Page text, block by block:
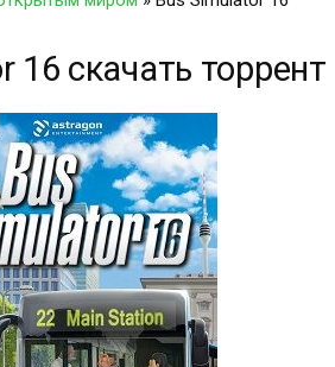
16 скачать торрент